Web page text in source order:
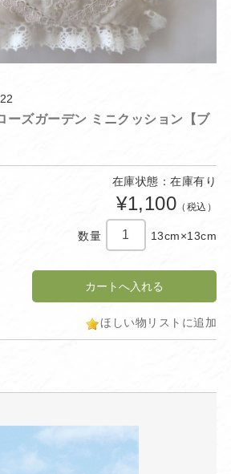
ーズガーデン ミニクッション【ブ
在庫状態：在庫有り
¥1,100 （税込）
数量 13cm×13cm
ほしい物リストに追加